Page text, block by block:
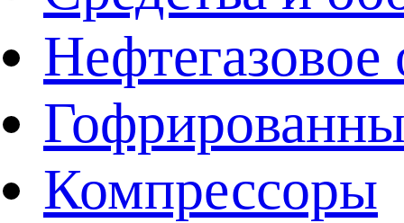
Нефтегазовое
Компрессоры